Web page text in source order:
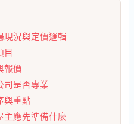
現況與定價邏輯
目
報價
司是否專業
與重點
主應先準備什麼